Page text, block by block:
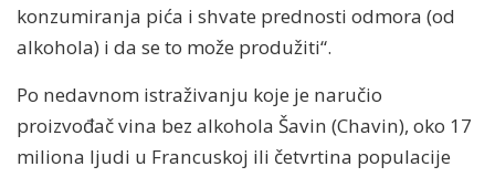
konzumiranja pića i shvate prednosti odmora (od
alkohola) i da se to može produžiti“.
Po nedavnom istraživanju koje je naručio
proizvođač vina bez alkohola Šavin (Chavin), oko 17
miliona ljudi u Francuskoj ili četvrtina populacije